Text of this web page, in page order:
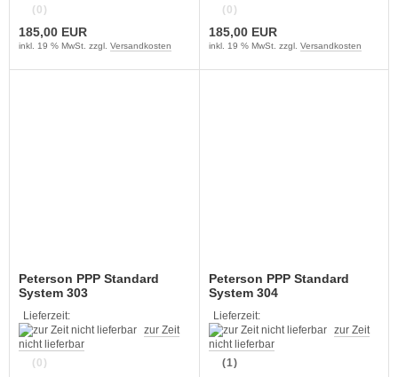
(0)
185,00 EUR
inkl. 19 % MwSt. zzgl. Versandkosten
(0)
185,00 EUR
inkl. 19 % MwSt. zzgl. Versandkosten
Peterson PPP Standard
System 303
Lieferzeit:
zur Zeit
nicht lieferbar
(0)
Peterson PPP Standard
System 304
Lieferzeit:
zur Zeit
nicht lieferbar
(1)